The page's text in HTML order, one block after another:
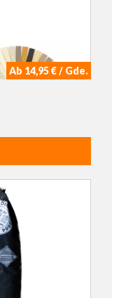
Ab 14,95 € / Gde.